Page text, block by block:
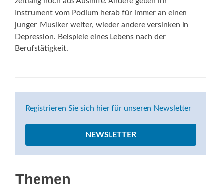
Instrument vom Podium herab für immer an einen
jungen Musiker weiter, wieder andere versinken in
Depression. Beispiele eines Lebens nach der
Berufstätigkeit.
Registrieren Sie sich hier für unseren Newsletter
NEWSLETTER
Themen